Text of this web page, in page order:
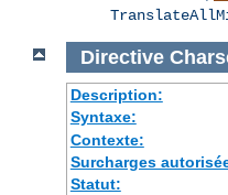
Directive
Description:
Syntaxe:
Contexte:
Surcharges
Statut: